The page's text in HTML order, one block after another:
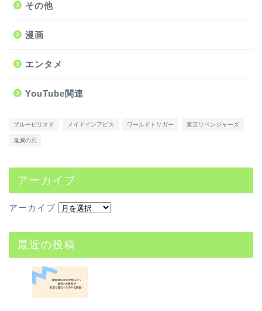
その他
漫画
エンタメ
YouTube関連
ブルーピリオド メイドインアビス ワールドトリガー 東京リベンジャーズ
鬼滅の刃
アーカイブ
アーカイブ
最近の投稿